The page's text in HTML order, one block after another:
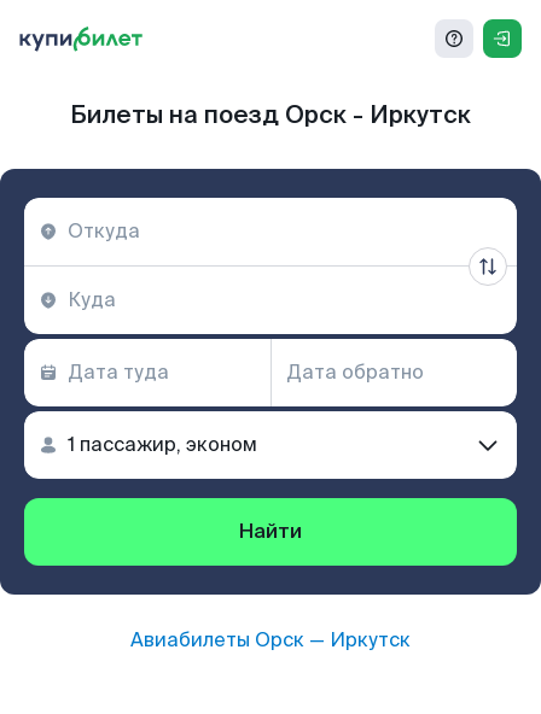
Билеты на поезд Орск - Иркутск
Найти
Авиабилеты Орск — Иркутск